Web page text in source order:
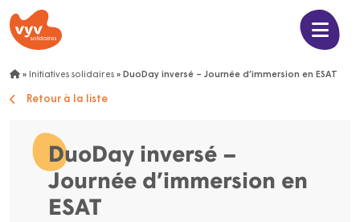
» Initiatives solidaires » DuoDay inversé – Journée d’immersion en ESAT
Retour à la liste
DuoDay inversé –
Journée d’immersion en
ESAT